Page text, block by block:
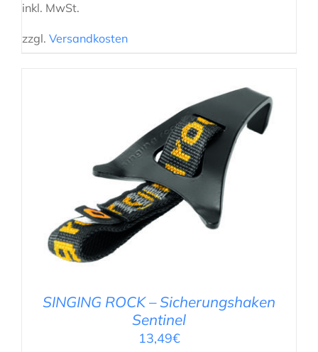
inkl. MwSt.
zzgl. Versandkosten
IN DEN WARENKORB / DETAILS
SINGING ROCK – Sicherungshaken
Sentinel
13,49€